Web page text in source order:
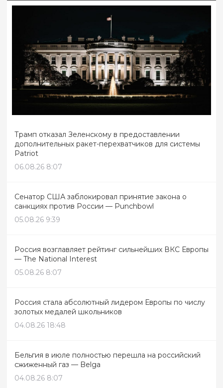
Трамп отказал Зеленскому в предоставлении
дополнительных ракет-перехватчиков для системы
Patriot
06.08.26 8:07
Сенатор США заблокировал принятие закона о
санкциях против России — Punchbowl
05.08.26 9:39
Россия возглавляет рейтинг сильнейших ВКС Европы
— The National Interest
05.08.26 8:07
Россия стала абсолютный лидером Европы по числу
золотых медалей школьников
04.08.26 18:48
Бельгия в июле полностью перешла на российский
сжиженный газ — Belga
04.08.26 8:07